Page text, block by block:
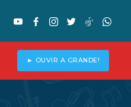
► OUVIR A GRANDE!